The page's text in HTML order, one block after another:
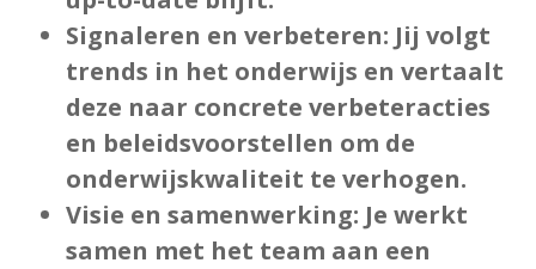
Signaleren en verbeteren: Jij volgt
trends in het onderwijs en vertaalt
deze naar concrete verbeteracties
en beleidsvoorstellen om de
onderwijskwaliteit te verhogen.
Visie en samenwerking: Je werkt
samen met het team aan een